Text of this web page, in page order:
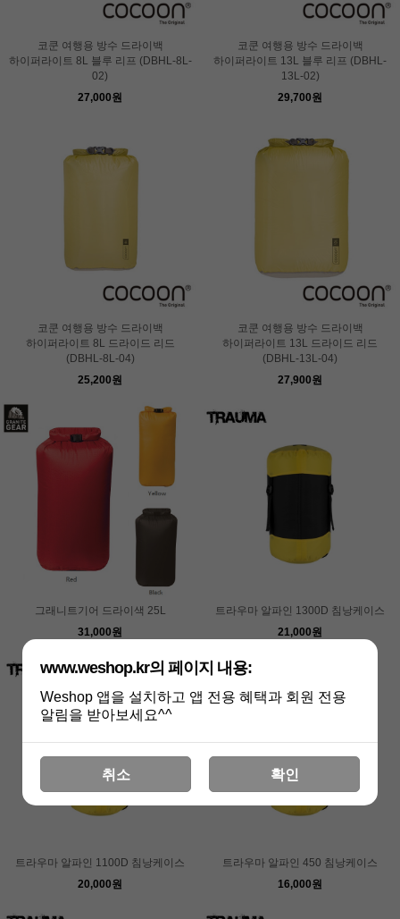
코쿤 여행용 방수 드라이백
하이퍼라이트 8L 블루 리프 (DBHL-8L-
02)
27,000원
코쿤 여행용 방수 드라이백
하이퍼라이트 13L 블루 리프 (DBHL-
13L-02)
29,700원
코쿤 여행용 방수 드라이백
하이퍼라이트 8L 드라이드 리드
(DBHL-8L-04)
25,200원
코쿤 여행용 방수 드라이백
하이퍼라이트 13L 드라이드 리드
(DBHL-13L-04)
27,900원
그래니트기어 드라이색 25L
31,000원
트라우마 알파인 1300D 침낭케이스
21,000원
트라우마 알파인 1100D 침낭케이스
20,000원
트라우마 알파인 450 침낭케이스
16,000원
www.weshop.kr의 페이지 내용:
Weshop 앱을 설치하고 앱 전용 혜택과 회원 전용
알림을 받아보세요^^
취소 확인